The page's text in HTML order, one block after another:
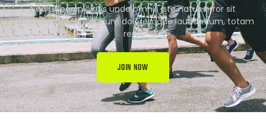
Sed ut perspiciatis unde omnis iste natus error sit
voluptatem accusantium doloremque laudantium, totam
rem.
JOIN NOW